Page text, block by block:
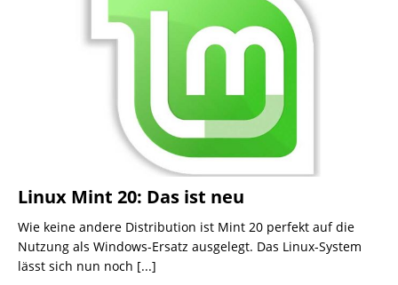
Linux Mint 20: Das ist neu
Wie keine andere Distribution ist Mint 20 perfekt auf die
Nutzung als Windows-Ersatz ausgelegt. Das Linux-System
lässt sich nun noch [...]